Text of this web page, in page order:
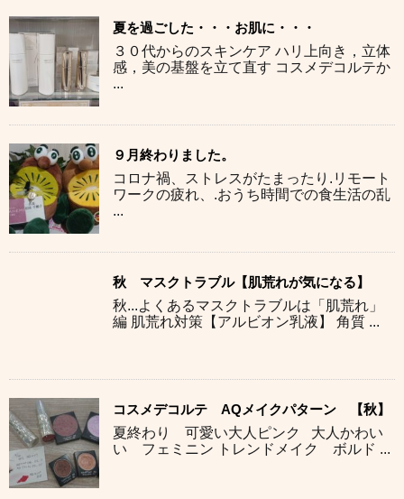
夏を過ごした・・・お肌に・・・
３０代からのスキンケア ハリ上向き，立体
感，美の基盤を立て直す コスメデコルテか
...
９月終わりました。
コロナ禍、ストレスがたまったり.リモート
ワークの疲れ、.おうち時間での食生活の乱
...
秋 マスクトラブル【肌荒れが気になる】
秋...よくあるマスクトラブルは「肌荒れ」
編 肌荒れ対策【アルビオン乳液】 角質 ...
コスメデコルテ AQメイクパターン 【秋】
夏終わり 可愛い大人ピンク 大人かわい
い フェミニン トレンドメイク ボルド ...